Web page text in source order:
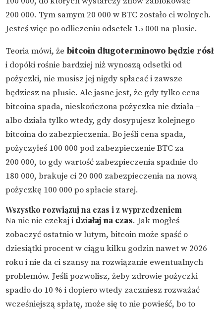
200 000. Tym samym 20 000 w BTC zostało ci wolnych.
Jesteś więc po odliczeniu odsetek 15 000 na plusie.
Teoria mówi, że bitcoin długoterminowo będzie rósł
i dopóki rośnie bardziej niż wynoszą odsetki od
pożyczki, nie musisz jej nigdy spłacać i zawsze
będziesz na plusie. Ale jasne jest, że gdy tylko cena
bitcoina spada, nieskończona pożyczka nie działa –
albo działa tylko wtedy, gdy dosypujesz kolejnego
bitcoina do zabezpieczenia. Bo jeśli cena spada,
pożyczyłeś 100 000 pod zabezpieczenie BTC za
200 000, to gdy wartość zabezpieczenia spadnie do
180 000, brakuje ci 20 000 zabezpieczenia na nową
pożyczkę 100 000 po spłacie starej.
Wszystko rozwiązuj na czas i z wyprzedzeniem
Na nic nie czekaj i działaj na czas. Jak mogłeś
zobaczyć ostatnio w lutym, bitcoin może spaść o
dziesiątki procent w ciągu kilku godzin nawet w 2026
roku i nie da ci szansy na rozwiązanie ewentualnych
problemów. Jeśli pozwolisz, żeby zdrowie pożyczki
spadło do 10 % i dopiero wtedy zaczniesz rozważać
wcześniejszą spłatę, może się to nie powieść, bo to